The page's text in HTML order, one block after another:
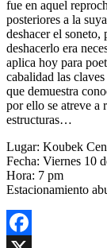
fue en aquel
posteriores a la
deshacer el soneto,
deshacerlo era
aplica hoy para
cabalidad las
que demuestra
por ello se atreve
estructuras…
Lugar: Koubek
Fecha: Viernes 10
Hora: 7 pm
Estacionamiento